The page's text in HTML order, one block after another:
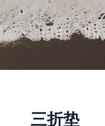
三折垫